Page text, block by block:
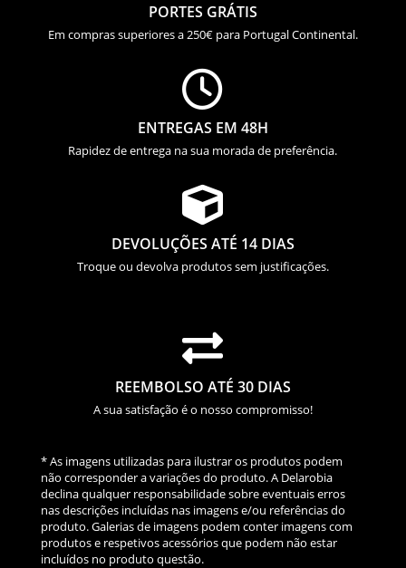
PORTES GRÁTIS
Em compras superiores a 250€ para Portugal Continental.

ENTREGAS EM 48H
Rapidez de entrega na sua morada de preferência.

DEVOLUÇÕES ATÉ 14 DIAS
Troque ou devolva produtos sem justificações.

REEMBOLSO ATÉ 30 DIAS
A sua satisfação é o nosso compromisso!
* As imagens utilizadas para ilustrar os produtos podem
não corresponder a variações do produto. A Delarobia
declina qualquer responsabilidade sobre eventuais erros
nas descrições incluídas nas imagens e/ou referências do
produto. Galerias de imagens podem conter imagens com
produtos e respetivos acessórios que podem não estar
incluídos no produto questão.